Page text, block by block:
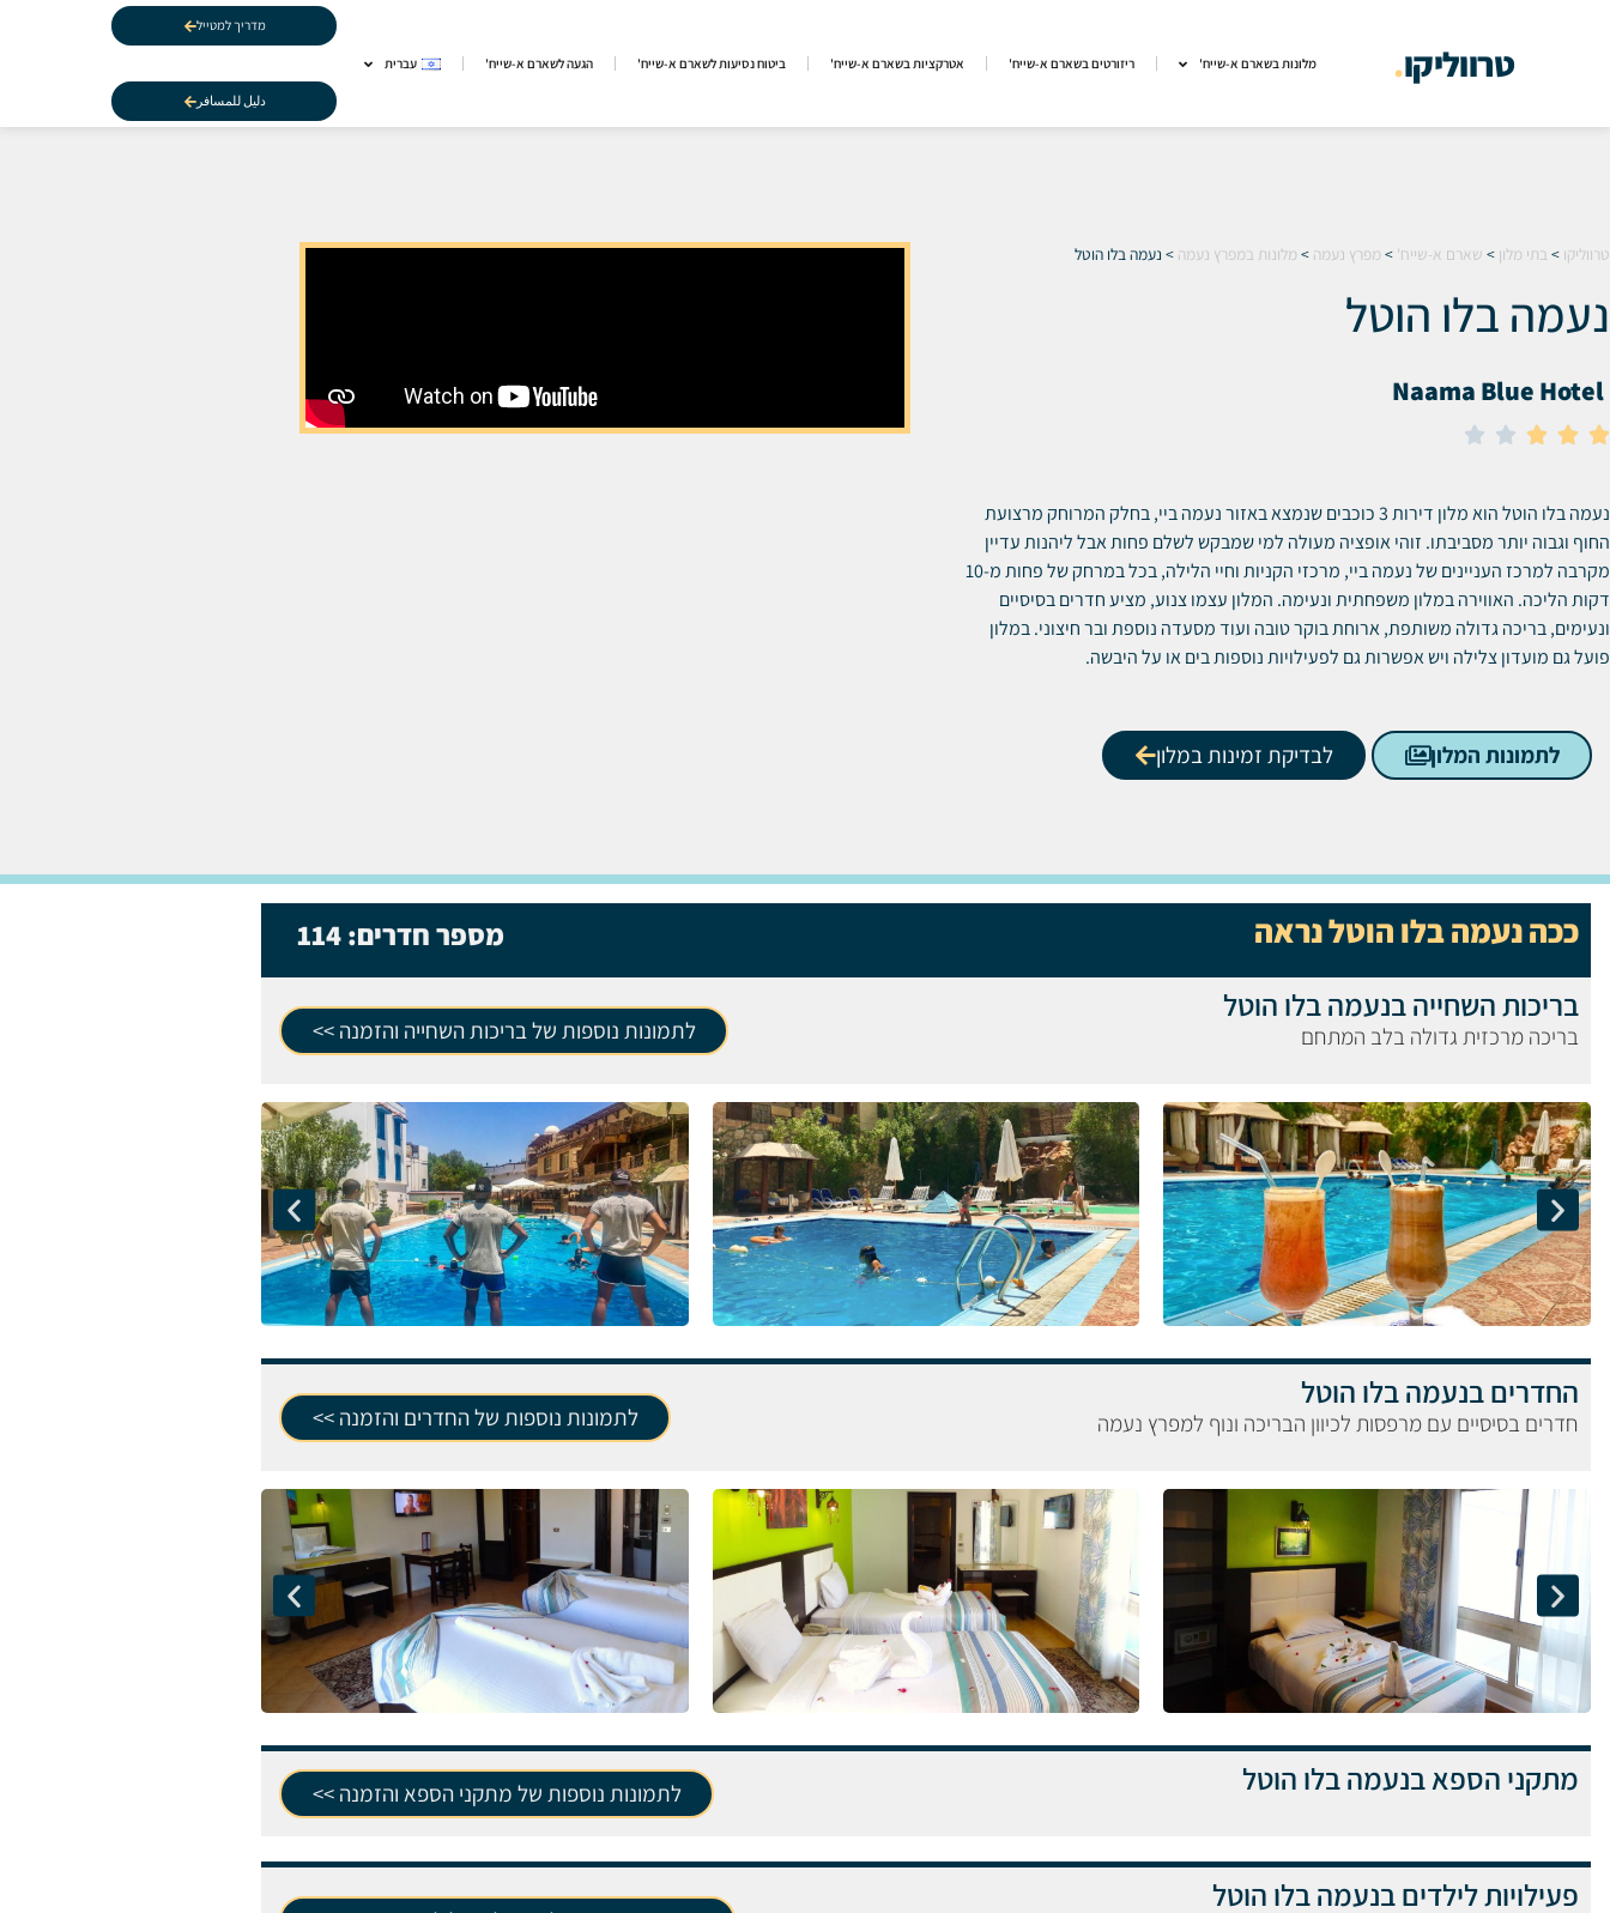
טרווליקו. מלונות בשארם א-שייח' ריזורטים בשארם א-שייח' אטרקציות בשארם א-שייח' ביטוח נסיעות לשארם א-שייח' הגעה לשארם א-שייח' עברית
מדריך למטייל
دليل للمسافر
טרווליקו > בתי מלון > שארם א-שייח' > מפרץ נעמה > מלונות במפרץ נעמה > נעמה בלו הוטל
נעמה בלו הוטל
Naama Blue Hotel





נעמה בלו הוטל הוא מלון דירות 3 כוכבים שנמצא באזור נעמה ביי, בחלק המרוחק מרצועת
החוף וגבוה יותר מסביבתו. זוהי אופציה מעולה למי שמבקש לשלם פחות אבל ליהנות עדיין
מקרבה למרכז העניינים של נעמה ביי, מרכזי הקניות וחיי הלילה, בכל במרחק של פחות מ-10
דקות הליכה. האווירה במלון משפחתית ונעימה. המלון עצמו צנוע, מציע חדרים בסיסיים
ונעימים, בריכה גדולה משותפת, ארוחת בוקר טובה ועוד מסעדה נוספת ובר חיצוני. במלון
פועל גם מועדון צלילה ויש אפשרות גם לפעילויות נוספות בים או על היבשה.
לתמונות המלון לבדיקת זמינות במלון
ככה נעמה בלו הוטל נראה מספר חדרים:114
בריכות השחייה בנעמה בלו הוטל
בריכה מרכזית גדולה בלב המתחם לתמונות נוספות של בריכות השחייה והזמנה >>
החדרים בנעמה בלו הוטל
חדרים בסיסיים עם מרפסות לכיוון הבריכה ונוף למפרץ נעמה לתמונות נוספות של החדרים והזמנה >>
מתקני הספא בנעמה בלו הוטל לתמונות נוספות של מתקני הספא והזמנה >>
פעילויות לילדים בנעמה בלו הוטל